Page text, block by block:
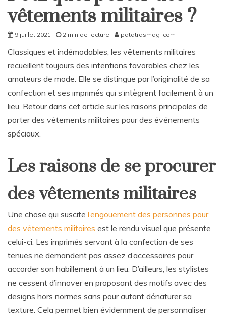
vêtements militaires ?
9 juillet 2021 2 min de lecture patatrasmag_com
Classiques et indémodables, les vêtements militaires
recueillent toujours des intentions favorables chez les
amateurs de mode. Elle se distingue par l’originalité de sa
confection et ses imprimés qui s’intègrent facilement à un
lieu. Retour dans cet article sur les raisons principales de
porter des vêtements militaires pour des événements
spéciaux.
Les raisons de se procurer
des vêtements militaires
Une chose qui suscite l’engouement des personnes pour
des vêtements militaires est le rendu visuel que présente
celui-ci. Les imprimés servant à la confection de ses
tenues ne demandent pas assez d’accessoires pour
accorder son habillement à un lieu. D’ailleurs, les stylistes
ne cessent d’innover en proposant des motifs avec des
designs hors normes sans pour autant dénaturer sa
texture. Cela permet bien évidemment de personnaliser